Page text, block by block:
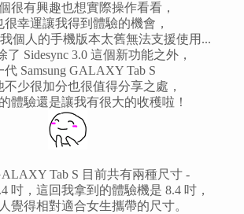
很有興趣也想實際操作看看，
很幸運讓我得到體驗的機會，
個人的手機版本太舊無法支援使用...
了 Sidesync 3.0 這個新功能之外，
代 Samsung GALAXY Tab S
不少很加分也很值得分享之處，
體驗還是讓我有很大的收穫啦！
Tab S 目前共有兩種尺寸 -
吋，這回我拿到的體驗機是 8.4 吋，
覺得相對適合女生攜帶的尺寸。